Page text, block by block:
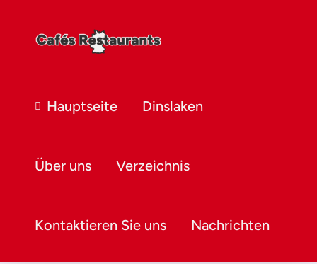
Hauptseite Dinslaken
Über uns Verzeichnis
Kontaktieren Sie uns Nachrichten